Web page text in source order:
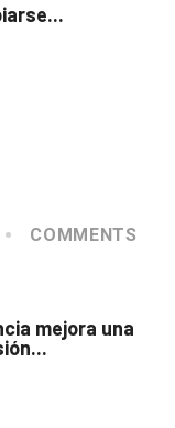
COMMENTS
mejora una